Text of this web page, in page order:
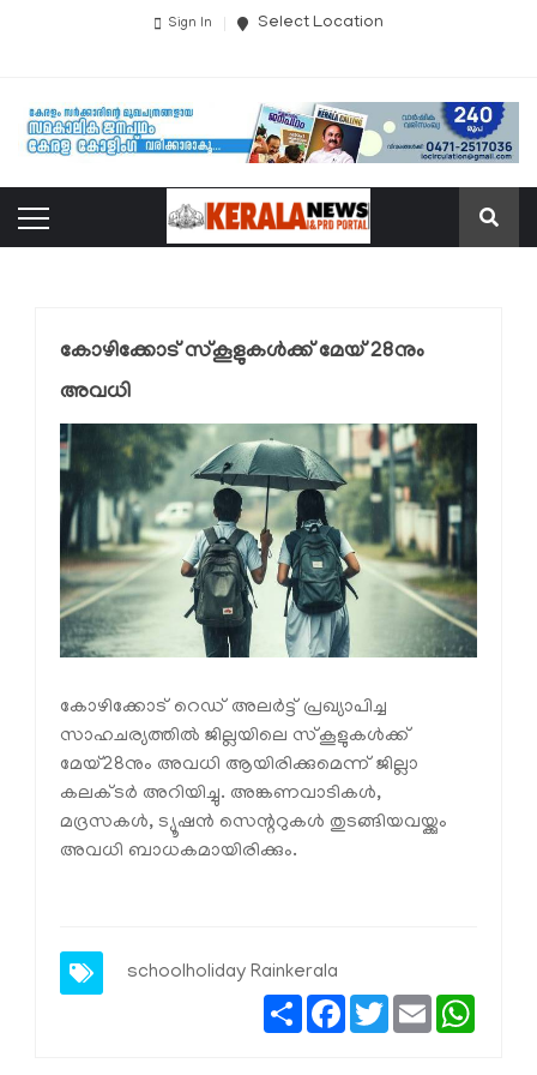
Sign In Select Location
കോഴിക്കോട് സ്കൂളുകള്‍ക്ക് മേയ് 28നും
അവധി
കോഴിക്കോട് റെഡ് അലര്‍ട്ട് പ്രഖ്യാപിച്ച
സാഹചര്യത്തില്‍ ജില്ലയിലെ സ്കൂളുകൾക്ക്
മേയ്28നും അവധി ആയിരിക്കുമെന്ന് ജില്ലാ
കലക്ടര്‍ അറിയിച്ചു. അങ്കണവാടികള്‍,
മദ്രസകള്‍, ട്യൂഷന്‍ സെന്ററുകള്‍ തുടങ്ങിയവയ്ക്കും
അവധി ബാധകമായിരിക്കും.
schoolholiday Rainkerala
ShareFacebook
TwitterEmail